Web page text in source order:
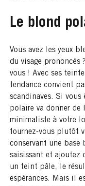
Le blond
Vous avez les yeux
du visage
vous ! Avec ses
tendance convient
scandinaves. Si
polaire va donner de
minimaliste à votre
tournez-vous plutôt
conservant une base
saisissant et ajoutez
un teint pâle, le
espérances. Mais il